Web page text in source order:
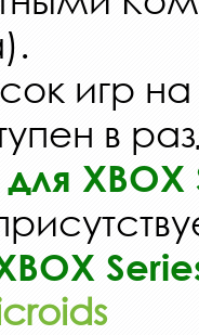
игр на
в
XBOX